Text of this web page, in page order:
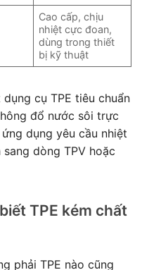
Cao cấp, chịu
nhiệt cực đoan,
dùng trong thiết
bị kỹ thuật
cụ TPE tiêu chuẩn
đổ nước sôi trực
dụng yêu cầu nhiệt
dòng TPV hoặc
TPE kém chất
phải TPE nào cũng